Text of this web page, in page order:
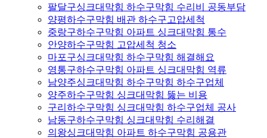
팔달구싱크대막힘 하수구막힘 수리비 공동부담
양평하수구막힘 배관 하수구고압세척
중랑구하수구막힘 아파트 싱크대막힘 통수
안양하수구막힘 고압세척 청소
마포구싱크대막힘 하수구막힘 해결해요
영통구하수구막힘 아파트 싱크대막힘 역류
남양주싱크대막힘 하수구막힘 하수구업체
양주하수구막힘 싱크대막힘 뚫는 비용
구리하수구막힘 싱크대막힘 하수구업체 공사
남동구하수구막힘 싱크대막힘 수리해결
의왕싱크대막힘 아파트 하수구막힘 공용관